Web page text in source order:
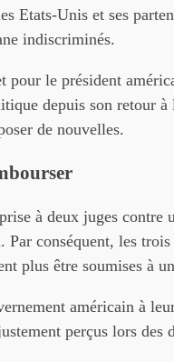
Etats-Unis et ses
indiscriminés.
pour le président
depuis son retour
de nouvelles.
à deux juges contre
Par conséquent, les
plus être soumises à
américain à
perçus lors des